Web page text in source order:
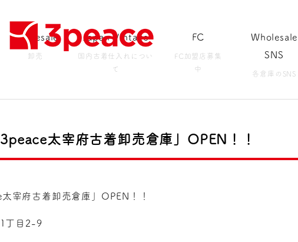
Wholesale
卸売
Japan Vintage
国内古着仕入れについ
て
FC
FC加盟店募集
中
Wholesale
SNS
各倉庫のSNS
太宰府古着卸売倉庫」OPEN！！
宰府古着卸売倉庫」OPEN！！
丁目2-9